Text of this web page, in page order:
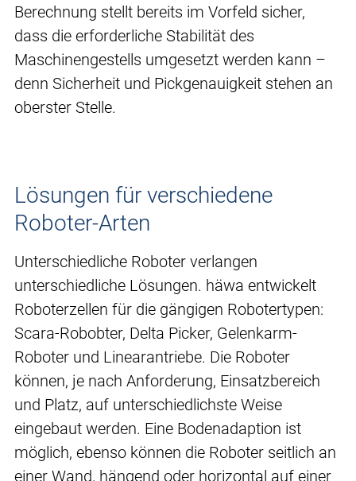
Berechnung stellt bereits im Vorfeld sicher,
dass die erforderliche Stabilität des
Maschinengestells umgesetzt werden kann –
denn Sicherheit und Pickgenauigkeit stehen an
oberster Stelle.
Lösungen für verschiedene
Roboter-Arten
Unterschiedliche Roboter verlangen
unterschiedliche Lösungen. häwa entwickelt
Roboterzellen für die gängigen Robotertypen:
Scara-Robobter, Delta Picker, Gelenkarm-
Roboter und Linearantriebe. Die Roboter
können, je nach Anforderung, Einsatzbereich
und Platz, auf unterschiedlichste Weise
eingebaut werden. Eine Bodenadaption ist
möglich, ebenso können die Roboter seitlich an
einer Wand, hängend oder horizontal auf einer